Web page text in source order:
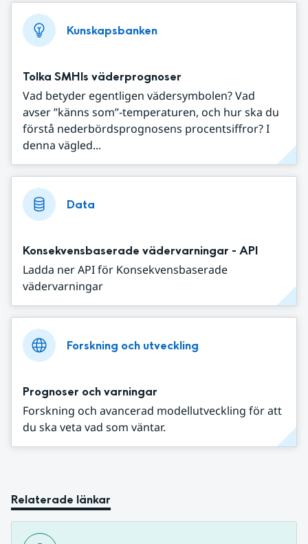
Kunskapsbanken
Tolka SMHIs väderprognoser
Vad betyder egentligen vädersymbolen? Vad
avser ”känns som”-temperaturen, och hur ska du
förstå nederbördsprognosens procentsiffror? I
denna vägled...
Data
Konsekvensbaserade vädervarningar - API
Ladda ner API för Konsekvensbaserade
vädervarningar
Forskning och utveckling
Prognoser och varningar
Forskning och avancerad modellutveckling för att
du ska veta vad som väntar.
Relaterade länkar